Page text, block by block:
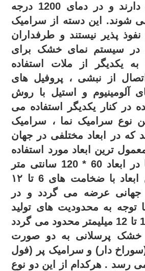
آب بسیار پایینی دارند و در دمای 1200 درجه
می شوند. این دسته از سرامیک
پذیر نیستند و طرفداران
در سیستم نمای خشک برای
به یکدیگر از ملات استفاده
از نبشی ، پروفیل های
آلومینیوم و استیل با روش
در کنار یکدیگر استفاده می
نوع سرامیک نما ، سرامیک
که در ابعاد مختلفی در جهان
ترین ابعاد مورد استفاده
سرامیک های نما در ابعاد 60 * 120 سانتی متر
می باشد که این ابعاد با ضخامت های 6 تا ۱۲
جهانی عرضه می گردد و در
توجه به محدودیت های تولید
این ضخامت به 10 تا 12 میلیمتر محدود می گردد
خشک پرسلانی به دو صورت
دار) و سرامیک پر (فول
رسد . هرکدام از این دو نوع